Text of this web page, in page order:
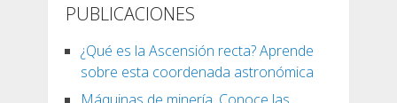
PUBLICACIONES
¿Qué es la Ascensión recta? Aprende
sobre esta coordenada astronómica